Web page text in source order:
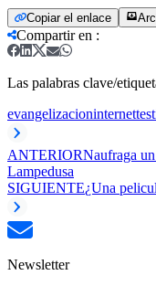
Copiar el enlace
Compartir en :
Las palabras clave/
evangelizacioninternet
ANTERIORNaufraga
Lampedusa
SIGUIENTE¿Una
Newsletter